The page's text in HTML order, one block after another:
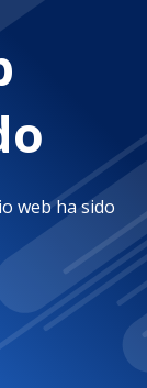
web ha sido